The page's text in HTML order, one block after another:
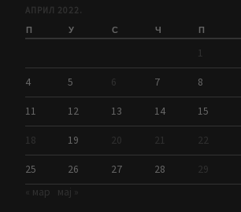
АПРИЛ 2022.
П У С Ч П
1
4 5 6 7 8
11 12 13 14 15
18 19 20 21 22
25 26 27 28 29
« мар
мај »